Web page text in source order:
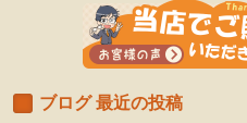
ブログ 最近の投稿